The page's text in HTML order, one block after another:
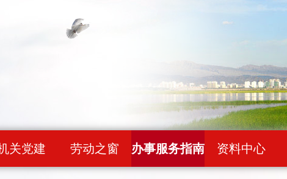
关党建 劳动之窗 办事服务指南 资料中心